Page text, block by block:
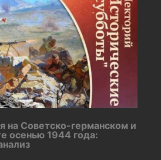
на Советско-германском и
осенью 1944 года: